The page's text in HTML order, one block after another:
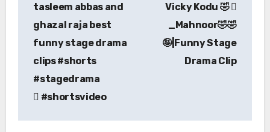
المقالات
Vicky Kodu 🤣
_Mahnoor🤣🤣
🤪|Funny Stage
Drama Clip
tasleem abbas and
ghazal raja best
funny stage drama
clips #shorts
#stagedrama
#shortsvideo